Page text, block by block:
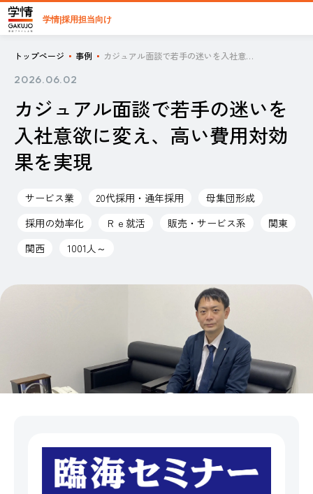
学情|採用担当向け
トップページ 事例 カジュアル面談で若手の迷いを入社意欲に変え、高い費用対効果を実現
2026.06.02
カジュアル面談で若手の迷いを
入社意欲に変え、高い費用対効
果を実現
サービス業 20代採用・通年採用
母集団形成
採用の効率化
Ｒｅ就活 販売・サービス系
関東
関西
1001人～